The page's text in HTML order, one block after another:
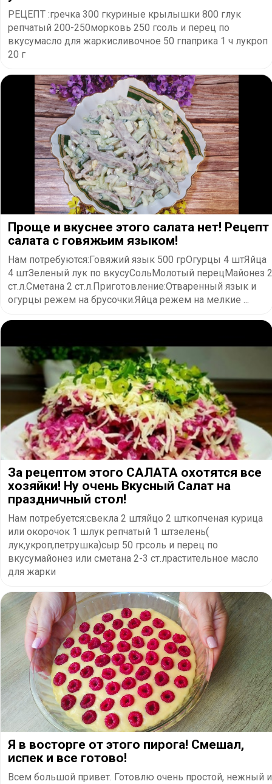
РЕЦЕПТ :гречка 300 гкуриные крылышки 800 глук
репчатый 200-250морковь 250 гсоль и перец по
вкусумасло для жаркисливочное 50 гпаприка 1 ч лукроп
20 г
Проще и вкуснее этого салата нет! Рецепт
салата с говяжьим языком!
Нам потребуются:Говяжий язык 500 грОгурцы 4 штЯйца
4 штЗеленый лук по вкусуСольМолотый перецМайонез 2
ст.л.Сметана 2 ст.л.Приготовление:Отваренный язык и
огурцы режем на брусочки.Яйца режем на мелкие ...
За рецептом этого САЛАТА охотятся все
хозяйки! Ну очень Вкусный Салат на
праздничный стол!
Нам потребуется:свекла 2 штяйцо 2 шткопченая курица
или окорочок 1 шлук репчатый 1 штзелень(
лук,укроп,петрушка)сыр 50 грсоль и перец по
вкусумайонез или сметана 2-3 ст.лрастительное масло
для жарки
Я в восторге от этого пирога! Смешал,
испек и все готово!
Всем большой привет. Готовлю очень простой, нежный и